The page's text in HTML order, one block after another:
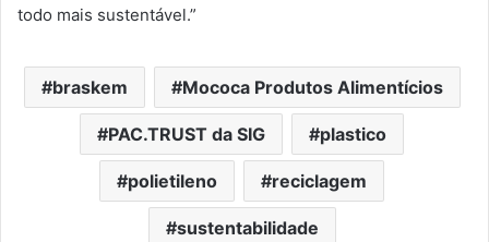
todo mais sustentável.”
braskem Mococa Produtos Alimentícios
PAC.TRUST da SIG plastico
polietileno reciclagem
sustentabilidade